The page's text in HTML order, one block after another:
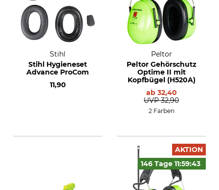
Stihl
Stihl Hygieneset
Advance ProCom
11,90
Peltor
Peltor Gehörschutz
Optime II mit
Kopfbügel (H520A)
ab 32,40
UVP 32,90
2 Farben
AKTION
146 Tage 11:59:42